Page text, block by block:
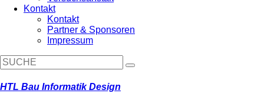
Kontakt
Kontakt
Partner & Sponsoren
Impressum
HTL Bau Informatik Design